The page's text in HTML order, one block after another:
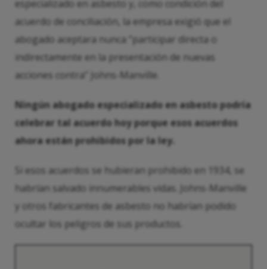
especializado en asbesto y, como condición del
acuerdo de conciliación, la empresa exigió que el
abogado aceptara nunca “participar directa o
indirectamente en la presentación de nuevas
acciones contra” Johns-Manville.
Ningún abogado especializado en asbesto podría
celebrar tal acuerdo hoy porque esos acuerdos
ahora están prohibidos por la ley.
Si esos acuerdos se hubieran prohibido en 1934, se
habrían salvado innumerables vidas. Johns-Manville
y otros fabricantes de asbesto no habrían podido
ocultar los peligros de sus productos.